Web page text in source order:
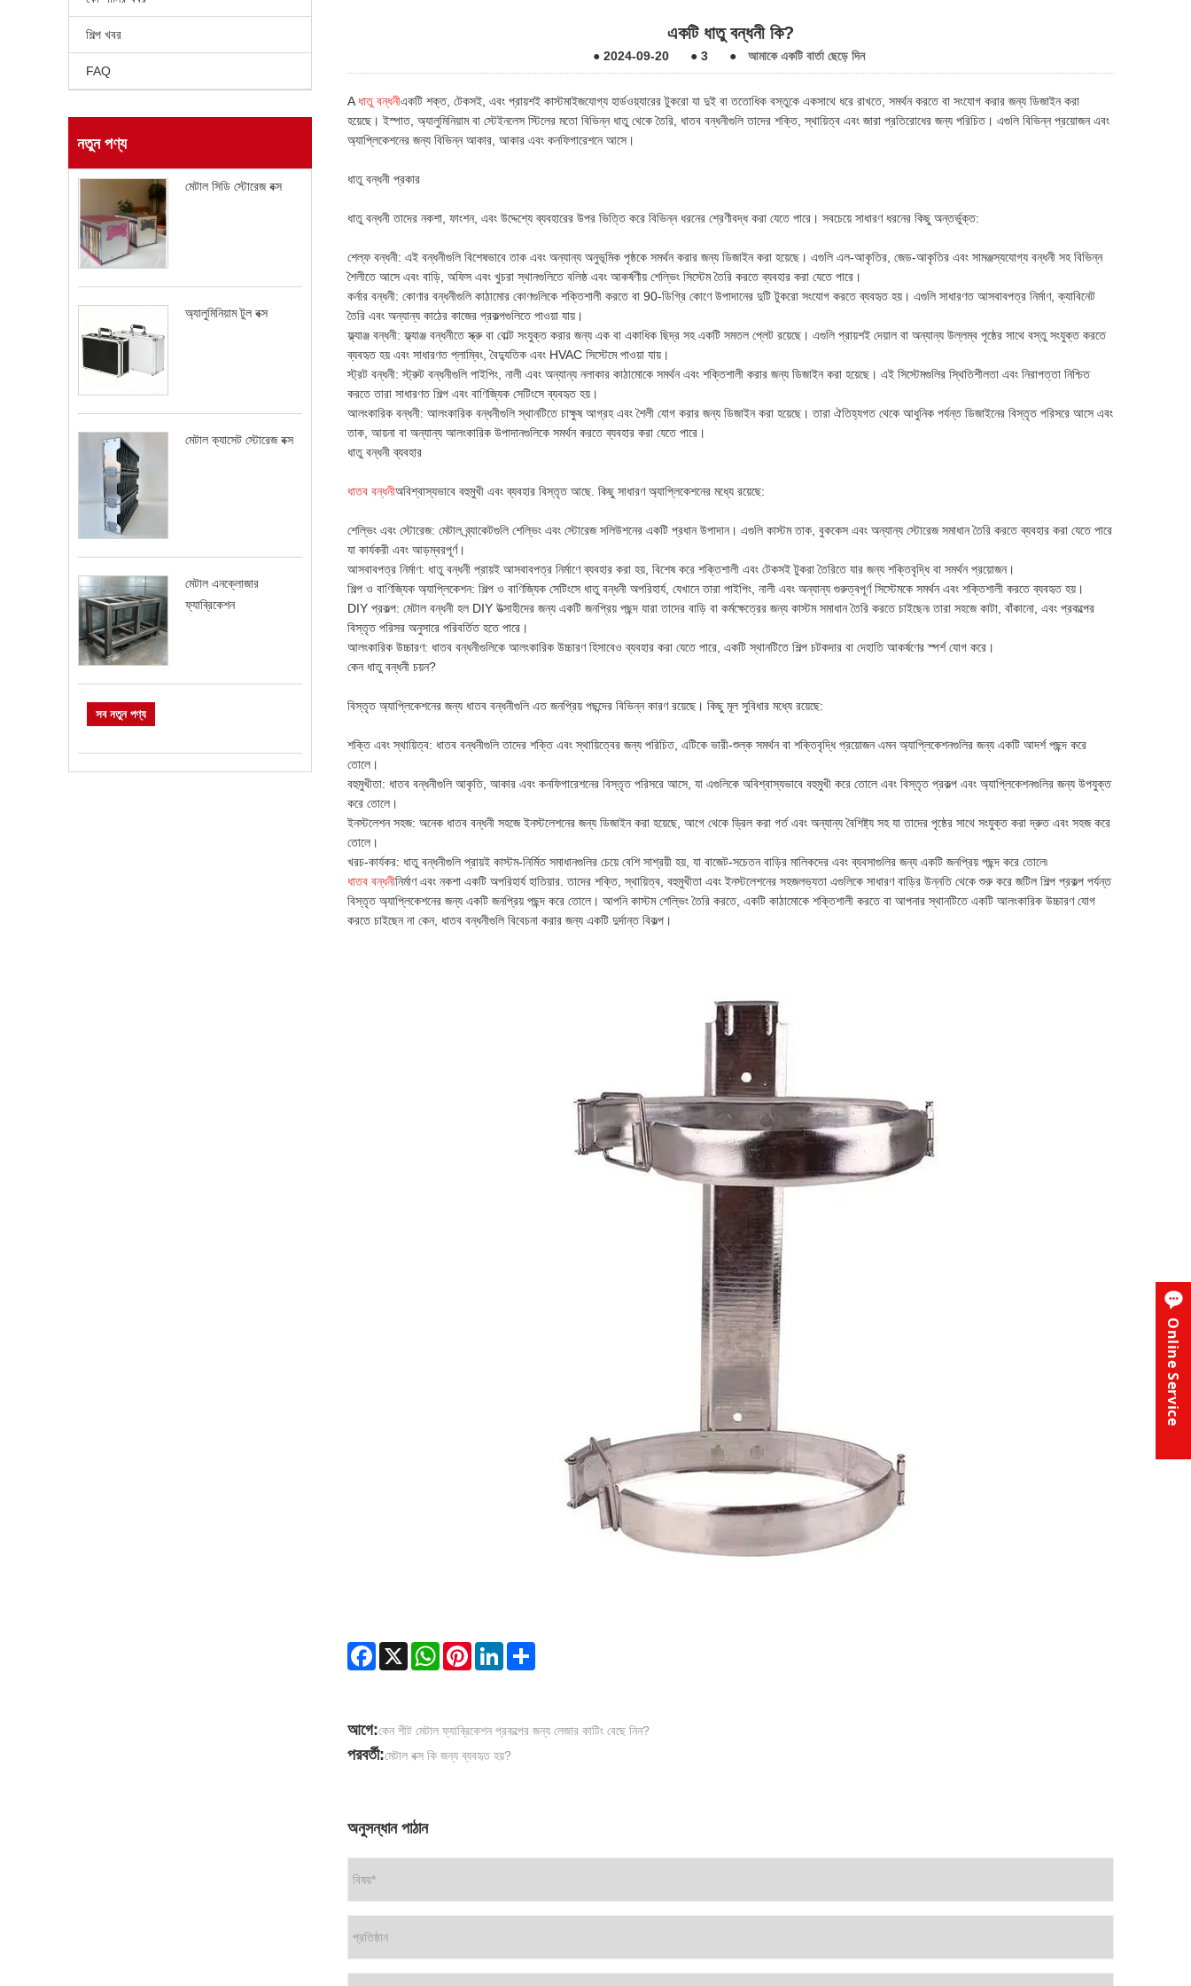
শিল্প খবর
FAQ
নতুন পণ্য
মেটাল সিডি স্টোরেজ বক্স
অ্যালুমিনিয়াম টুল বক্স
মেটাল ক্যাসেট স্টোরেজ বক্স
মেটাল এনক্লোজার
ফ্যাব্রিকেশন
সব নতুন পণ্য
একটি ধাতু বন্ধনী কি?
●2024-09-20 ●3 ● আমাকে একটি বার্তা ছেড়ে দিন
A ধাতু বন্ধনীএকটি শক্ত, টেকসই, এবং প্রায়শই কাস্টমাইজযোগ্য হার্ডওয়্যারের টুকরো যা দুই বা ততোধিক বস্তুকে একসাথে ধরে রাখতে, সমর্থন করতে বা সংযোগ করার জন্য ডিজাইন করা
হয়েছে। ইস্পাত, অ্যালুমিনিয়াম বা স্টেইনলেস স্টিলের মতো বিভিন্ন ধাতু থেকে তৈরি, ধাতব বন্ধনীগুলি তাদের শক্তি, স্থায়িত্ব এবং জারা প্রতিরোধের জন্য পরিচিত। এগুলি বিভিন্ন প্রয়োজন এবং
অ্যাপ্লিকেশনের জন্য বিভিন্ন আকার, আকার এবং কনফিগারেশনে আসে।
ধাতু বন্ধনী প্রকার
ধাতু বন্ধনী তাদের নকশা, ফাংশন, এবং উদ্দেশ্যে ব্যবহারের উপর ভিত্তি করে বিভিন্ন ধরনের শ্রেণীবদ্ধ করা যেতে পারে। সবচেয়ে সাধারণ ধরনের কিছু অন্তর্ভুক্ত:
শেল্ফ বন্ধনী: এই বন্ধনীগুলি বিশেষভাবে তাক এবং অন্যান্য অনুভূমিক পৃষ্ঠকে সমর্থন করার জন্য ডিজাইন করা হয়েছে। এগুলি এল-আকৃতির, জেড-আকৃতির এবং সামঞ্জস্যযোগ্য বন্ধনী সহ বিভিন্ন
শৈলীতে আসে এবং বাড়ি, অফিস এবং খুচরা স্থানগুলিতে বলিষ্ঠ এবং আকর্ষণীয় শেল্ভিং সিস্টেম তৈরি করতে ব্যবহার করা যেতে পারে।
কর্নার বন্ধনী: কোণার বন্ধনীগুলি কাঠামোর কোণগুলিকে শক্তিশালী করতে বা 90-ডিগ্রি কোণে উপাদানের দুটি টুকরো সংযোগ করতে ব্যবহৃত হয়। এগুলি সাধারণত আসবাবপত্র নির্মাণ, ক্যাবিনেট
তৈরি এবং অন্যান্য কাঠের কাজের প্রকল্পগুলিতে পাওয়া যায়।
ফ্ল্যাঞ্জ বন্ধনী: ফ্ল্যাঞ্জ বন্ধনীতে স্ক্রু বা বোল্ট সংযুক্ত করার জন্য এক বা একাধিক ছিদ্র সহ একটি সমতল প্লেট রয়েছে। এগুলি প্রায়শই দেয়াল বা অন্যান্য উল্লম্ব পৃষ্ঠের সাথে বস্তু সংযুক্ত করতে
ব্যবহৃত হয় এবং সাধারণত প্লাম্বিং, বৈদ্যুতিক এবং HVAC সিস্টেমে পাওয়া যায়।
স্ট্রট বন্ধনী: স্ট্রুট বন্ধনীগুলি পাইপিং, নালী এবং অন্যান্য নলাকার কাঠামোকে সমর্থন এবং শক্তিশালী করার জন্য ডিজাইন করা হয়েছে। এই সিস্টেমগুলির স্থিতিশীলতা এবং নিরাপত্তা নিশ্চিত
করতে তারা সাধারণত শিল্প এবং বাণিজ্যিক সেটিংসে ব্যবহৃত হয়।
আলংকারিক বন্ধনী: আলংকারিক বন্ধনীগুলি স্থানটিতে চাক্ষুষ আগ্রহ এবং শৈলী যোগ করার জন্য ডিজাইন করা হয়েছে। তারা ঐতিহ্যগত থেকে আধুনিক পর্যন্ত ডিজাইনের বিস্তৃত পরিসরে আসে এবং
তাক, আয়না বা অন্যান্য আলংকারিক উপাদানগুলিকে সমর্থন করতে ব্যবহার করা যেতে পারে।
ধাতু বন্ধনী ব্যবহার
ধাতব বন্ধনীঅবিশ্বাস্যভাবে বহুমুখী এবং ব্যবহার বিস্তৃত আছে. কিছু সাধারণ অ্যাপ্লিকেশনের মধ্যে রয়েছে:
শেল্ভিং এবং স্টোরেজ: মেটাল ব্র্যাকেটগুলি শেল্ভিং এবং স্টোরেজ সলিউশনের একটি প্রধান উপাদান। এগুলি কাস্টম তাক, বুককেস এবং অন্যান্য স্টোরেজ সমাধান তৈরি করতে ব্যবহার করা যেতে পারে
যা কার্যকরী এবং আড়ম্বরপূর্ণ।
আসবাবপত্র নির্মাণ: ধাতু বন্ধনী প্রায়ই আসবাবপত্র নির্মাণে ব্যবহার করা হয়, বিশেষ করে শক্তিশালী এবং টেকসই টুকরা তৈরিতে যার জন্য শক্তিবৃদ্ধি বা সমর্থন প্রয়োজন।
শিল্প ও বাণিজ্যিক অ্যাপ্লিকেশন: শিল্প ও বাণিজ্যিক সেটিংসে ধাতু বন্ধনী অপরিহার্য, যেখানে তারা পাইপিং, নালী এবং অন্যান্য গুরুত্বপূর্ণ সিস্টেমকে সমর্থন এবং শক্তিশালী করতে ব্যবহৃত হয়।
DIY প্রকল্প: মেটাল বন্ধনী হল DIY উত্সাহীদের জন্য একটি জনপ্রিয় পছন্দ যারা তাদের বাড়ি বা কর্মক্ষেত্রের জন্য কাস্টম সমাধান তৈরি করতে চাইছেন৷ তারা সহজে কাটা, বাঁকানো, এবং প্রকল্পের
বিস্তৃত পরিসর অনুসারে পরিবর্তিত হতে পারে।
আলংকারিক উচ্চারণ: ধাতব বন্ধনীগুলিকে আলংকারিক উচ্চারণ হিসাবেও ব্যবহার করা যেতে পারে, একটি স্থানটিতে শিল্প চটকদার বা দেহাতি আকর্ষণের স্পর্শ যোগ করে।
কেন ধাতু বন্ধনী চয়ন?
বিস্তৃত অ্যাপ্লিকেশনের জন্য ধাতব বন্ধনীগুলি এত জনপ্রিয় পছন্দের বিভিন্ন কারণ রয়েছে। কিছু মূল সুবিধার মধ্যে রয়েছে:
শক্তি এবং স্থায়িত্ব: ধাতব বন্ধনীগুলি তাদের শক্তি এবং স্থায়িত্বের জন্য পরিচিত, এটিকে ভারী-শুল্ক সমর্থন বা শক্তিবৃদ্ধি প্রয়োজন এমন অ্যাপ্লিকেশনগুলির জন্য একটি আদর্শ পছন্দ করে
তোলে।
বহুমুখীতা: ধাতব বন্ধনীগুলি আকৃতি, আকার এবং কনফিগারেশনের বিস্তৃত পরিসরে আসে, যা এগুলিকে অবিশ্বাস্যভাবে বহুমুখী করে তোলে এবং বিস্তৃত প্রকল্প এবং অ্যাপ্লিকেশনগুলির জন্য উপযুক্ত
করে তোলে।
ইনস্টলেশন সহজ: অনেক ধাতব বন্ধনী সহজে ইনস্টলেশনের জন্য ডিজাইন করা হয়েছে, আগে থেকে ড্রিল করা গর্ত এবং অন্যান্য বৈশিষ্ট্য সহ যা তাদের পৃষ্ঠের সাথে সংযুক্ত করা দ্রুত এবং সহজ করে
তোলে।
খরচ-কার্যকর: ধাতু বন্ধনীগুলি প্রায়ই কাস্টম-নির্মিত সমাধানগুলির চেয়ে বেশি সাশ্রয়ী হয়, যা বাজেট-সচেতন বাড়ির মালিকদের এবং ব্যবসাগুলির জন্য একটি জনপ্রিয় পছন্দ করে তোলে৷
ধাতব বন্ধনীনির্মাণ এবং নকশা একটি অপরিহার্য হাতিয়ার. তাদের শক্তি, স্থায়িত্ব, বহুমুখীতা এবং ইনস্টলেশনের সহজলভ্যতা এগুলিকে সাধারণ বাড়ির উন্নতি থেকে শুরু করে জটিল শিল্প প্রকল্প পর্যন্ত
বিস্তৃত অ্যাপ্লিকেশনের জন্য একটি জনপ্রিয় পছন্দ করে তোলে। আপনি কাস্টম শেল্ভিং তৈরি করতে, একটি কাঠামোকে শক্তিশালী করতে বা আপনার স্থানটিতে একটি আলংকারিক উচ্চারণ যোগ
করতে চাইছেন না কেন, ধাতব বন্ধনীগুলি বিবেচনা করার জন্য একটি দুর্দান্ত বিকল্প।
Facebook
X WhatsAppPinterestLinkedIn
আগে:কেন শীট মেটাল ফ্যাব্রিকেশন প্রকল্পের জন্য লেজার কাটিং বেছে নিন?
পরবর্তী:মেটাল বক্স কি জন্য ব্যবহৃত হয়?
অনুসন্ধান পাঠান
Online Service